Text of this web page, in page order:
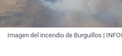
Imagen del incendio de Burguillos |